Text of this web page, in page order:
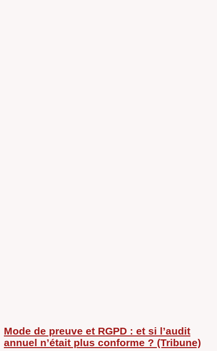
Mode de preuve et RGPD : et si l’audit
annuel n’était plus conforme ? (Tribune)